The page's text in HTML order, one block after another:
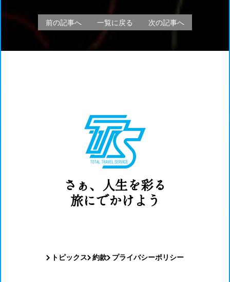
前の記事へ 一覧に戻る 次の記事へ
さぁ、人生を彩る
旅にでかけよう
トピックス 約款 プライバシーポリシー